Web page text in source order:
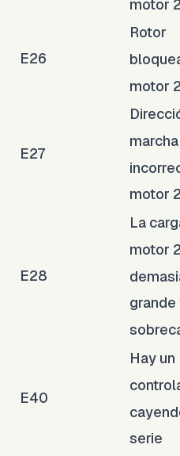
motor 2
E26
Rotor
motor 2
E27
marcha
motor 2
E28
La
motor
grande
E40
Hay un
serie